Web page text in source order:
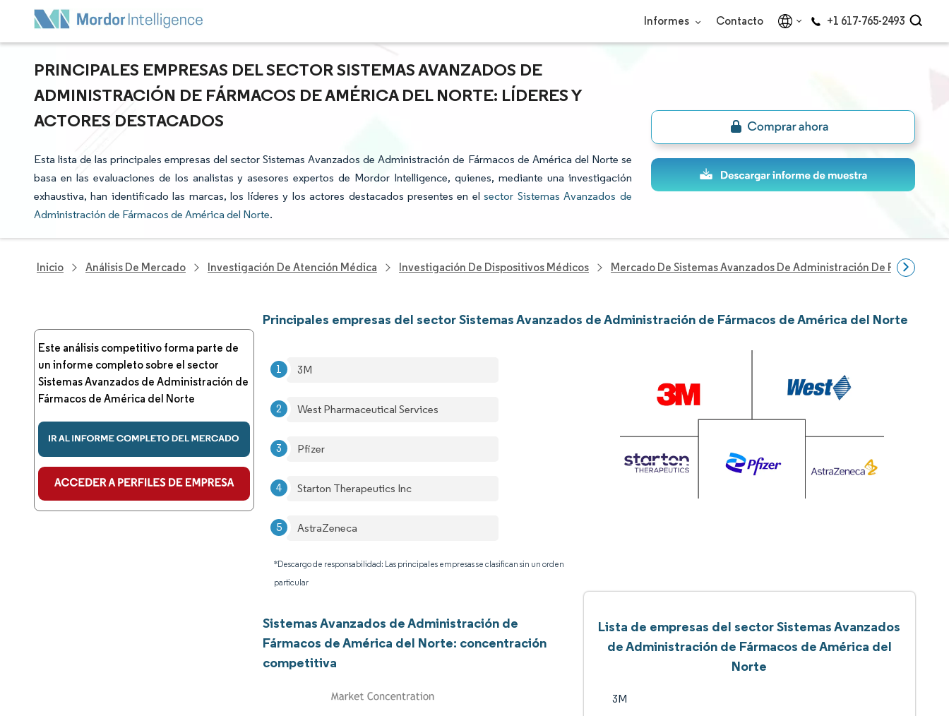
Informes Contacto +1 617-765-2493
PRINCIPALES EMPRESAS DEL SECTOR SISTEMAS AVANZADOS DE
ADMINISTRACIÓN DE FÁRMACOS DE AMÉRICA DEL NORTE: LÍDERES Y
ACTORES DESTACADOS
Esta lista de las principales empresas del sector Sistemas Avanzados de Administración de Fármacos de América del Norte se
basa en las evaluaciones de los analistas y asesores expertos de Mordor Intelligence, quienes, mediante una investigación
exhaustiva, han identificado las marcas, los líderes y los actores destacados presentes en elsector Sistemas Avanzados de
Administración de Fármacos de América del Norte.
Inicio Análisis De Mercado Investigación De Atención Médica Investigación De Dispositivos Médicos Mercado De Sistemas Avanzados De Administración De Fármacos
Este análisis competitivo forma parte de
un informe completo sobre el sector
Sistemas Avanzados de Administración de
Fármacos de América del Norte
Principales empresas del sector Sistemas Avanzados de Administración de Fármacos de América del Norte
3M
West Pharmaceutical Services
Pfizer
Starton Therapeutics Inc
AstraZeneca
*Descargo de responsabilidad: Las principales empresas se clasifican sin un orden
particular
Sistemas Avanzados de Administración de
Fármacos de América del Norte: concentración
competitiva
Lista de empresas del sector Sistemas Avanzados
de Administración de Fármacos de América del
Norte
3M